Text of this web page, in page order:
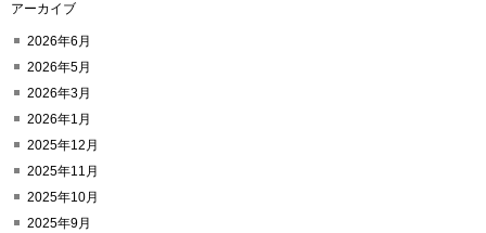
アーカイブ
2026年6月
2026年5月
2026年3月
2026年1月
2025年12月
2025年11月
2025年10月
2025年9月